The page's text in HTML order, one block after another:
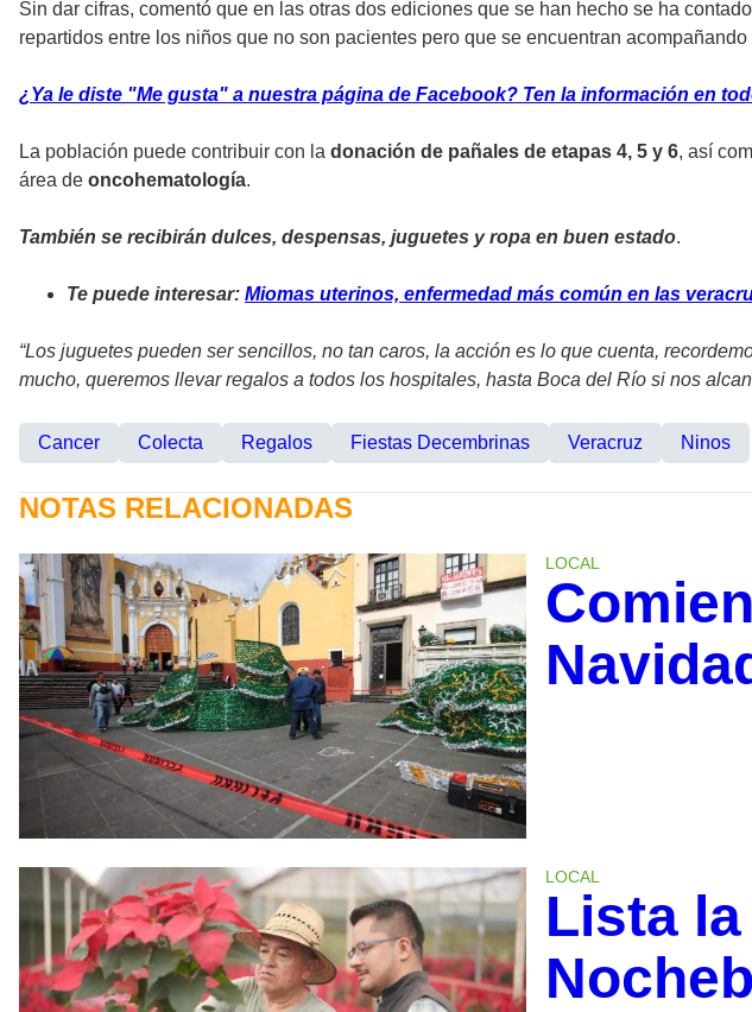
Sin dar cifras, comentó que en las otras dos ediciones que se han hecho se ha
repartidos entre los niños que no son pacientes pero que se encuentran
¿Ya le diste "Me gusta" a nuestra página de Facebook? Ten la información en
La población puede contribuir con la donación de pañales de etapas 4, 5 y 6, así
área de oncohematología.
También se recibirán dulces, despensas, juguetes y ropa en buen estado.
Te puede interesar: Miomas uterinos, enfermedad más común en las
“Los juguetes pueden ser sencillos, no tan caros, la acción es lo que cuenta,
mucho, queremos llevar regalos a todos los hospitales, hasta Boca del Río si nos
Cancer Colecta Regalos Fiestas Decembrinas Veracruz Ninos
NOTAS RELACIONADAS
LOCAL
LOCAL
Lista